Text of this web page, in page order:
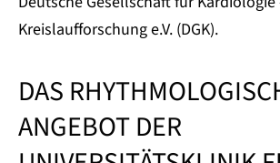
Kreislaufforschung e.V. (DGK).
DAS
ANGEBOT DER